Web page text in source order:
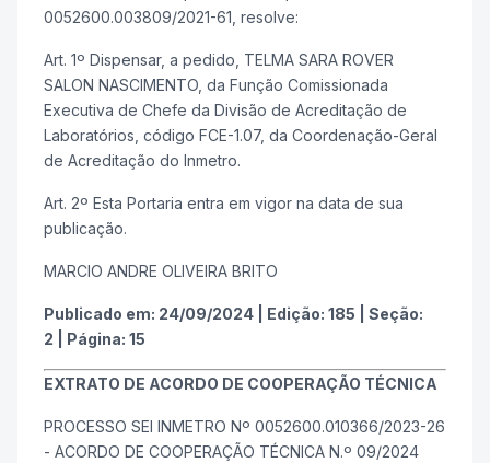
0052600.003809/2021-61, resolve:
Art. 1º Dispensar, a pedido, TELMA SARA ROVER
SALON NASCIMENTO, da Função Comissionada
Executiva de Chefe da Divisão de Acreditação de
Laboratórios, código FCE-1.07, da Coordenação-Geral
de Acreditação do Inmetro.
Art. 2º Esta Portaria entra em vigor na data de sua
publicação.
MARCIO ANDRE OLIVEIRA BRITO
Publicado em: 24/09/2024 Edição: 185
Seção:
2
Página: 15
EXTRATO DE ACORDO DE COOPERAÇÃO TÉCNICA
PROCESSO SEI INMETRO Nº 0052600.010366/2023-26
- ACORDO DE COOPERAÇÃO TÉCNICA N.º 09/2024